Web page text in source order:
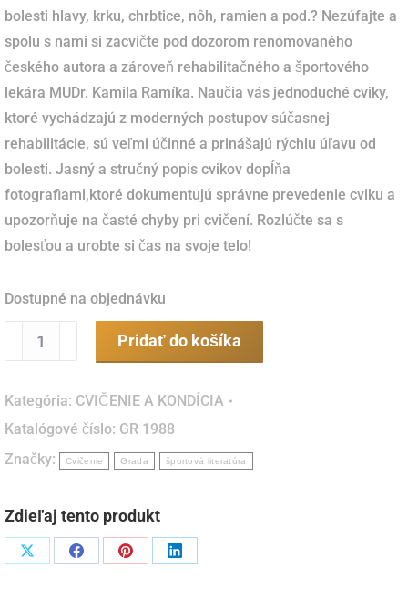
bolesti hlavy, krku, chrbtice, nôh, ramien a pod.? Nezúfajte a
spolu s nami si zacvičte pod dozorom renomovaného
českého autora a zároveň rehabilitačného a športového
lekára MUDr. Kamila Ramíka. Naučia vás jednoduché cviky,
ktoré vychádzajú z moderných postupov súčasnej
rehabilitácie, sú veľmi účinné a prinášajú rýchlu úľavu od
bolesti. Jasný a stručný popis cvikov dopĺňa
fotografiami,ktoré dokumentujú správne prevedenie cviku a
upozorňuje na časté chyby pri cvičení. Rozlúčte sa s
bolesťou a urobte si čas na svoje telo!
Dostupné na objednávku
množstvo
Cviky
vaši
bolest
(kniha)
Pridať do košíka
Kategória: CVIČENIE A KONDÍCIA
Katalógové číslo: GR 1988
Značky:
Cvičenie Grada športová literatúra
Zdieľaj tento produkt
Podiel Podiel Podiel Podiel